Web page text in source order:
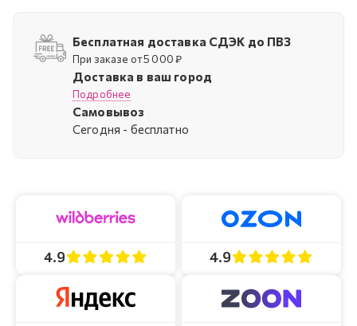
Бесплатная доставка СДЭК до ПВЗ
При заказе от 5 000 ₽
Доставка в ваш город
Подробнее
Самовывоз
Cегодня - бесплатно
4.9 4.9